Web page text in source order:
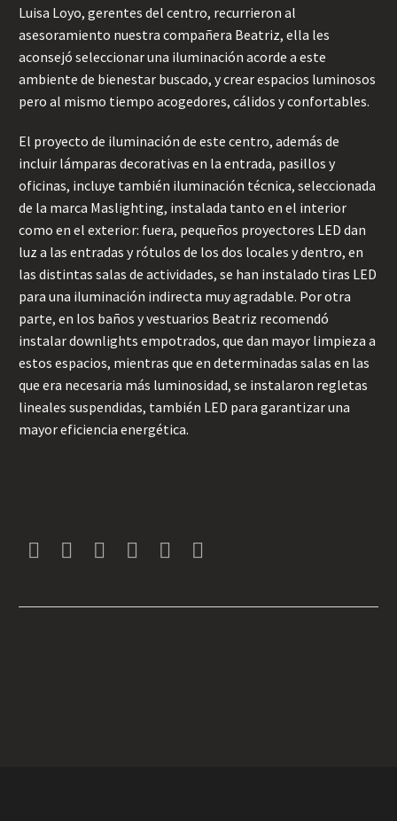
Luisa Loyo, gerentes del centro, recurrieron al
asesoramiento nuestra compañera Beatriz, ella les
aconsejó seleccionar una iluminación acorde a este
ambiente de bienestar buscado, y crear espacios luminosos
pero al mismo tiempo acogedores, cálidos y confortables.
El proyecto de iluminación de este centro, además de
incluir lámparas decorativas en la entrada, pasillos y
oficinas, incluye también iluminación técnica, seleccionada
de la marca Maslighting, instalada tanto en el interior
como en el exterior: fuera, pequeños proyectores LED dan
luz a las entradas y rótulos de los dos locales y dentro, en
las distintas salas de actividades, se han instalado tiras LED
para una iluminación indirecta muy agradable. Por otra
parte, en los baños y vestuarios Beatriz recomendó
instalar downlights empotrados, que dan mayor limpieza a
estos espacios, mientras que en determinadas salas en las
que era necesaria más luminosidad, se instalaron regletas
lineales suspendidas, también LED para garantizar una
mayor eficiencia energética.